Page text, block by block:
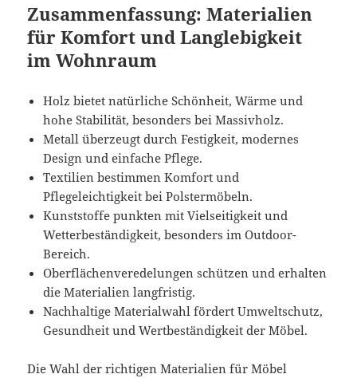
Zusammenfassung: Materialien
für Komfort und Langlebigkeit
im Wohnraum
Holz bietet natürliche Schönheit, Wärme und
hohe Stabilität, besonders bei Massivholz.
Metall überzeugt durch Festigkeit, modernes
Design und einfache Pflege.
Textilien bestimmen Komfort und
Pflegeleichtigkeit bei Polstermöbeln.
Kunststoffe punkten mit Vielseitigkeit und
Wetterbeständigkeit, besonders im Outdoor-
Bereich.
Oberflächenveredelungen schützen und erhalten
die Materialien langfristig.
Nachhaltige Materialwahl fördert Umweltschutz,
Gesundheit und Wertbeständigkeit der Möbel.
Die Wahl der richtigen Materialien für Möbel